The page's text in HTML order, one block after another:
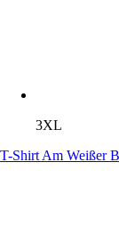
3XL
T-Shirt Am Weißer